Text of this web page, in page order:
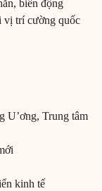
biến động
vị trí cường quốc
U’ơng, Trung tâm
kinh tế